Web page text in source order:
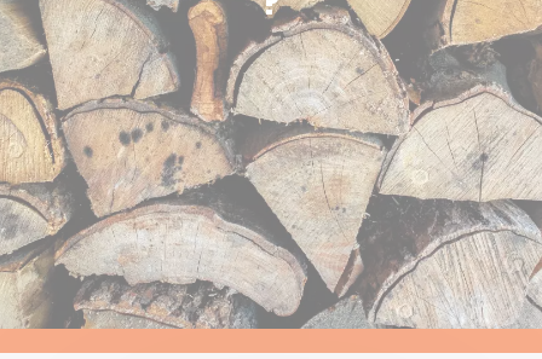
Route de la Charité
Allée Stendhal
18390 St-Germain-du-Puy
02 48 65 23 55